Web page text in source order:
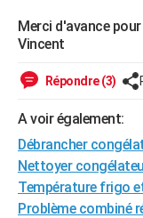
PROGRAMME TV
S'inscrire
Se connecter
Lycées
Collèges
Primaires
Universités
Entreprises
Service militaire
Avis de recherche
AVIS DE DÉCÈS
FORUM
Bricolage
Lifestyle
Culture
Sport
Auto
Television
Voyage
Cinema
Merci d'avance
Vincent
Répondre (3)
A voir également:
Débrancher
Nettoyer
Température frigo
Problème combiné